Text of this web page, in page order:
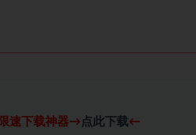
速下载神器→ 点此下载←